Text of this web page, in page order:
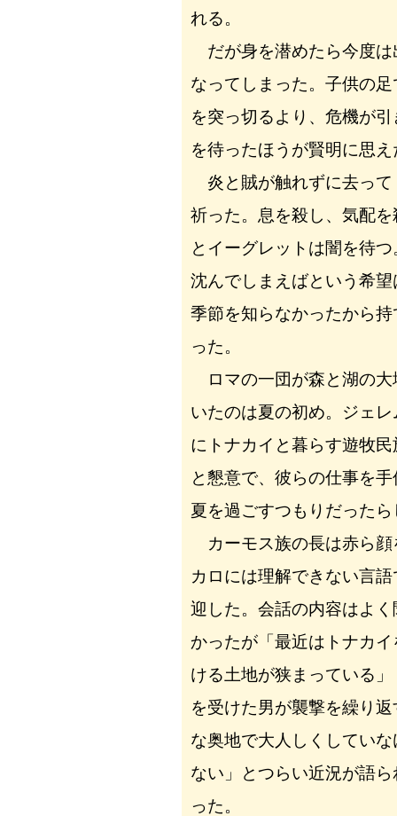
れる。
だが身を潜めたら今度は
なってしまった。子供の
を突っ切るより、危機が
を待ったほうが賢明に思
炎と賊が触れずに去って
祈った。息を殺し、気配
とイーグレットは闇を待
沈んでしまえばという希
季節を知らなかったから
った。
ロマの一団が森と湖の大
いたのは夏の初め。ジェ
にトナカイと暮らす遊牧
と懇意で、彼らの仕事を
夏を過ごすつもりだったら
カーモス族の長は赤ら顔
カロには理解できない言
迎した。会話の内容はよ
かったが「最近はトナカ
ける土地が狭まっている
を受けた男が襲撃を繰り
な奥地で大人しくしてい
ない」とつらい近況が語
った。